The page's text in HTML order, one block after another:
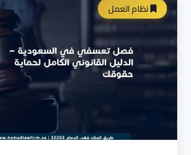
نظام العمل